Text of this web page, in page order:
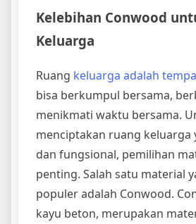
Kelebihan Conwood
Keluarga
Ruang keluarga adalah
bisa berkumpul bersama,
menikmati waktu bersama.
menciptakan ruang keluarga
dan fungsional, pemilihan
penting. Salah satu material
populer adalah Conwood.
kayu beton, merupakan